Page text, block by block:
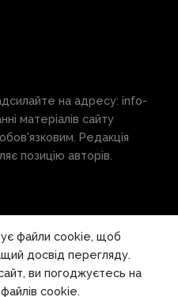
на адресу: info-
матеріалів сайту
Редакція
позицію авторів.
файли cookie, щоб
досвід перегляду.
ви погоджуєтесь на
cookie.